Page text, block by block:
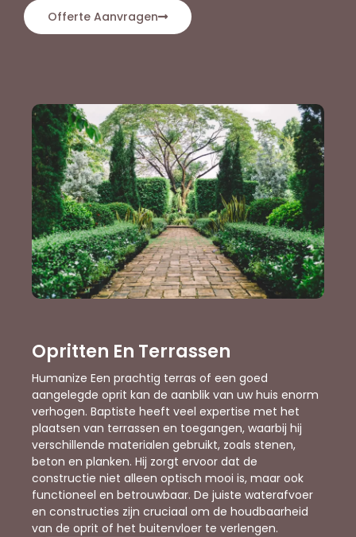
Offerte Aanvragen
Opritten En Terrassen
Humanize Een prachtig terras of een goed
aangelegde oprit kan de aanblik van uw huis enorm
verhogen. Baptiste heeft veel expertise met het
plaatsen van terrassen en toegangen, waarbij hij
verschillende materialen gebruikt, zoals stenen,
beton en planken. Hij zorgt ervoor dat de
constructie niet alleen optisch mooi is, maar ook
functioneel en betrouwbaar. De juiste waterafvoer
en constructies zijn cruciaal om de houdbaarheid
van de oprit of het buitenvloer te verlengen.